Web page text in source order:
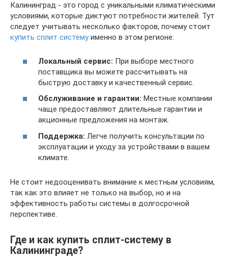
Калининград - это город с уникальными климатическими
условиями, которые диктуют потребности жителей. Тут
следует учитывать несколько факторов, почему стоит
купить сплит системуименно в этом регионе:
Локальный сервис: При выборе местного
поставщика вы можете рассчитывать на
быструю доставку и качественный сервис.
Обслуживание и гарантии: Местные компании
чаще предоставляют длительные гарантии и
акционные предложения на монтаж.
Поддержка: Легче получить консультации по
эксплуатации и уходу за устройствами в вашем
климате.
Не стоит недооценивать внимание к местным условиям,
так как это влияет не только на выбор, но и на
эффективность работы системы в долгосрочной
перспективе.
Где и как купить сплит-систему в
Калининграде?